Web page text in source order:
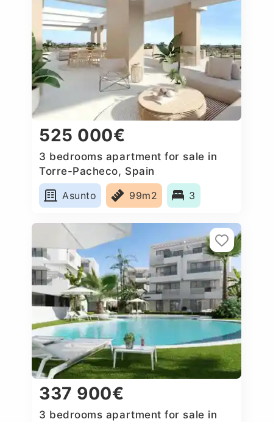
525 000€
3 bedrooms apartment for sale in
Torre-Pacheco, Spain
Asunto
99m2 3
337 900€
3 bedrooms apartment for sale in